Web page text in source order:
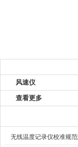
风速仪
查看更多